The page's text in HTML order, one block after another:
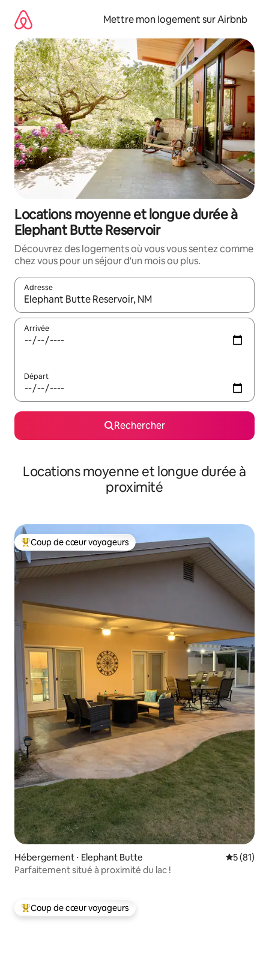
directement
contenu
Mettre mon logement sur Airbnb
Locations moyenne et longue durée à
Elephant Butte Reservoir
Découvrez des logements où vous vous sentez comme
chez vous pour un séjour d'un mois ou plus.
Adresse
Lorsque les résultats s'affichent, utilisez les flèches vers le
Arrivée
Départ
Rechercher
Locations moyenne et longue durée à
proximité
Coups de cœur voyageurs les plus appréciés
Coup de cœur voyageurs
Hébergement ⋅ Elephant Butte
5 (81)
Parfaitement situé à proximité du lac !
Coups de cœur voyageurs les plus appréciés
Coup de cœur voyageurs